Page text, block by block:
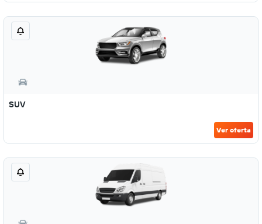
SUV
Ver oferta